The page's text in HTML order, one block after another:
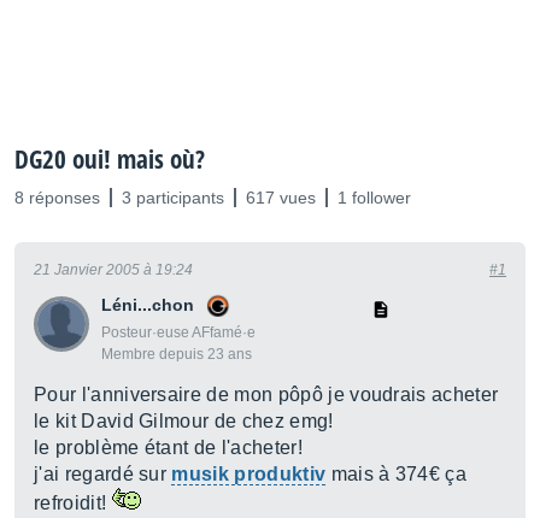
DG20 oui! mais où?
8 réponses 3 participants 617 vues 1 follower
Léni...chon
Posteur·euse AFfamé·e
Membre depuis 23 ans
21 Janvier 2005 à 19:24 #1
Pour l'anniversaire de mon pôpô je voudrais acheter
le kit David Gilmour de chez emg!
le problème étant de l'acheter!
j'ai regardé sur musik produktiv mais à 374€ ça
refroidit!